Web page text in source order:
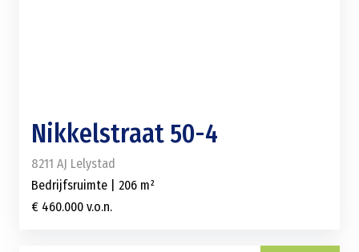
Nikkelstraat 50-4
8211 AJ Lelystad
Bedrijfsruimte | 206 m²
€ 460.000 v.o.n.